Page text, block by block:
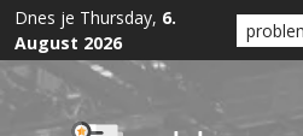
Dnes je Thursday, 6.
August 2026